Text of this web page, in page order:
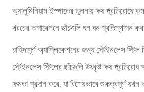
অ্যালুমিনিয়াম ইস্পাতের তুলনায় ক্ষয় প্রতিরোধে
খরচের অপারেশনে ছাঁচগুলি ঘন ঘন প্রতিস্থাপন
চাহিদাপূর্ণ অ্যাপ্লিকেশনের জন্য স্টেইনলেস স্টিল
স্টেইনলেস স্টিলের ছাঁচগুলি উৎকৃষ্ট ক্ষয় প্রতিরোধ
ক্ষমতা প্রদান করে, যা বিশেষভাবে গুরুত্বপূর্ণ যখন